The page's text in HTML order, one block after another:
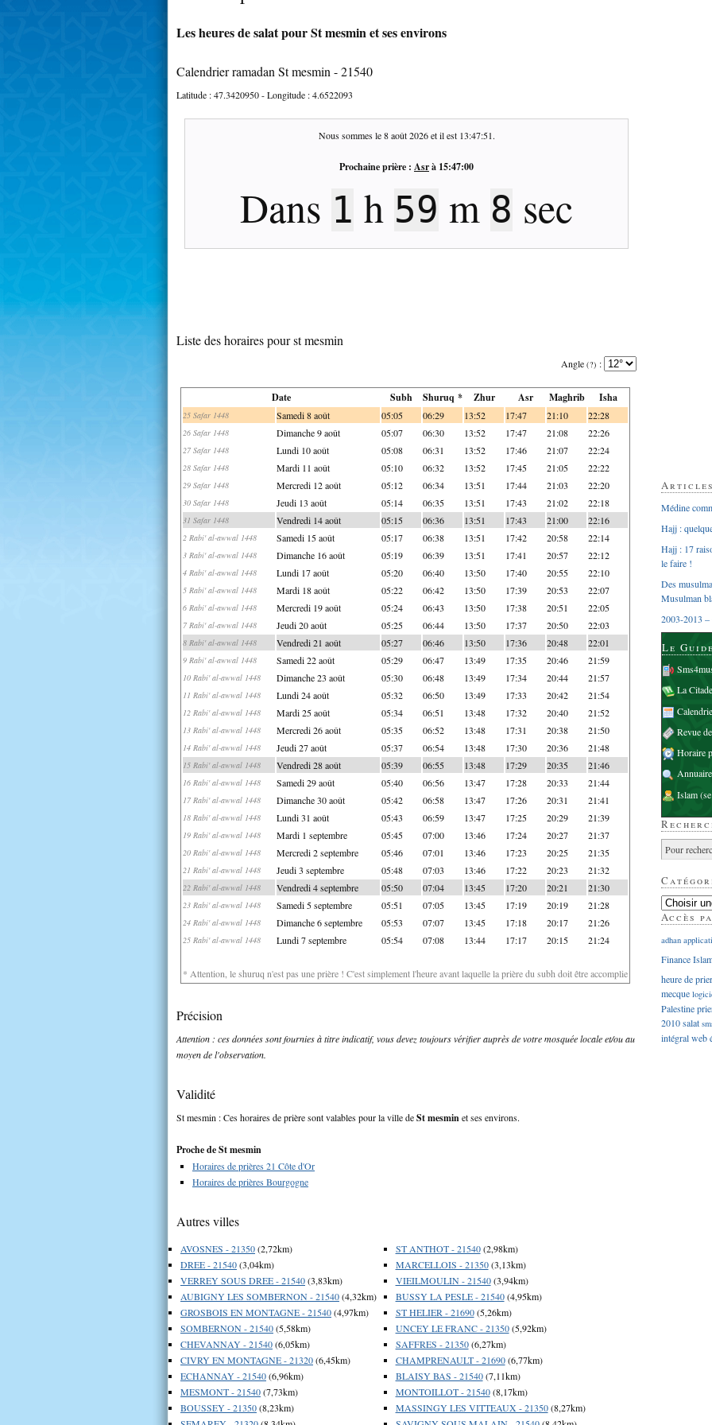
Les heures de salat pour St mesmin et ses environs
Calendrier ramadan St mesmin - 21540
Latitude :47.3420950- Longitude :4.6522093
Nous sommes le8 août 2026et il est 13:47:52.
Prochaine prière : Asrà 15:47:00
Dans 1 h 59 m 7 sec
Liste des horaires pour st mesmin
Angle (?) :
Date Subh Shuruq * Zhur Asr Maghrib Isha
25 Safar 1448 Samedi 8 août 05:05 06:29 13:52 17:47 21:10 22:28
26 Safar 1448 Dimanche 9 août 05:07 06:30 13:52 17:47 21:08 22:26
27 Safar 1448 Lundi 10 août 05:08 06:31 13:52 17:46 21:07 22:24
28 Safar 1448 Mardi 11 août 05:10 06:32 13:52 17:45 21:05 22:22
29 Safar 1448 Mercredi 12 août 05:12 06:34 13:51 17:44 21:03 22:20
30 Safar 1448 Jeudi 13 août 05:14 06:35 13:51 17:43 21:02 22:18
31 Safar 1448 Vendredi 14 août 05:15 06:36 13:51 17:43 21:00 22:16
2 Rabi' al-awwal 1448 Samedi 15 août 05:17 06:38 13:51 17:42 20:58 22:14
3 Rabi' al-awwal 1448 Dimanche 16 août 05:19 06:39 13:51 17:41 20:57 22:12
4 Rabi' al-awwal 1448 Lundi 17 août 05:20 06:40 13:50 17:40 20:55 22:10
5 Rabi' al-awwal 1448 Mardi 18 août 05:22 06:42 13:50 17:39 20:53 22:07
6 Rabi' al-awwal 1448 Mercredi 19 août 05:24 06:43 13:50 17:38 20:51 22:05
7 Rabi' al-awwal 1448 Jeudi 20 août 05:25 06:44 13:50 17:37 20:50 22:03
8 Rabi' al-awwal 1448 Vendredi 21 août 05:27 06:46 13:50 17:36 20:48 22:01
9 Rabi' al-awwal 1448 Samedi 22 août 05:29 06:47 13:49 17:35 20:46 21:59
10 Rabi' al-awwal 1448 Dimanche 23 août 05:30 06:48 13:49 17:34 20:44 21:57
11 Rabi' al-awwal 1448 Lundi 24 août 05:32 06:50 13:49 17:33 20:42 21:54
12 Rabi' al-awwal 1448 Mardi 25 août 05:34 06:51 13:48 17:32 20:40 21:52
13 Rabi' al-awwal 1448 Mercredi 26 août 05:35 06:52 13:48 17:31 20:38 21:50
14 Rabi' al-awwal 1448 Jeudi 27 août 05:37 06:54 13:48 17:30 20:36 21:48
15 Rabi' al-awwal 1448 Vendredi 28 août 05:39 06:55 13:48 17:29 20:35 21:46
16 Rabi' al-awwal 1448 Samedi 29 août 05:40 06:56 13:47 17:28 20:33 21:44
17 Rabi' al-awwal 1448 Dimanche 30 août 05:42 06:58 13:47 17:26 20:31 21:41
18 Rabi' al-awwal 1448 Lundi 31 août 05:43 06:59 13:47 17:25 20:29 21:39
19 Rabi' al-awwal 1448 Mardi 1 septembre 05:45 07:00 13:46 17:24 20:27 21:37
20 Rabi' al-awwal 1448 Mercredi 2 septembre 05:46 07:01 13:46 17:23 20:25 21:35
21 Rabi' al-awwal 1448 Jeudi 3 septembre 05:48 07:03 13:46 17:22 20:23 21:32
22 Rabi' al-awwal 1448 Vendredi 4 septembre 05:50 07:04 13:45 17:20 20:21 21:30
23 Rabi' al-awwal 1448 Samedi 5 septembre 05:51 07:05 13:45 17:19 20:19 21:28
24 Rabi' al-awwal 1448 Dimanche 6 septembre 05:53 07:07 13:45 17:18 20:17 21:26
25 Rabi' al-awwal 1448 Lundi 7 septembre 05:54 07:08 13:44 17:17 20:15 21:24
* Attention, le shuruq n'est pas une prière ! C'est simplement l'heure avant laquelle la prière du subh doit être accomplie
Précision
Attention : ces données sont fournies à titre indicatif, vous devez toujours vérifier auprès de votre mosquée locale et/ou au
moyen de l'observation.
Validité
St mesmin : Ces horaires de prière sont valables pour la ville deSt mesminet ses environs.
Proche de St mesmin
Horaires de prières 21 Côte d'Or
Horaires de prières Bourgogne
Autres villes
AVOSNES - 21350(2,72km)
DREE - 21540(3,04km)
VERREY SOUS DREE - 21540(3,83km)
AUBIGNY LES SOMBERNON - 21540(4,32km)
GROSBOIS EN MONTAGNE - 21540(4,97km)
SOMBERNON - 21540(5,58km)
CHEVANNAY - 21540(6,05km)
CIVRY EN MONTAGNE - 21320(6,45km)
ECHANNAY - 21540(6,96km)
MESMONT - 21540(7,73km)
BOUSSEY - 21350(8,23km)
ST ANTHOT - 21540(2,98km)
MARCELLOIS - 21350(3,13km)
VIEILMOULIN - 21540(3,94km)
BUSSY LA PESLE - 21540(4,95km)
ST HELIER - 21690(5,26km)
UNCEY LE FRANC - 21350(5,92km)
SAFFRES - 21350(6,27km)
CHAMPRENAULT - 21690(6,77km)
BLAISY BAS - 21540(7,11km)
MONTOILLOT - 21540(8,17km)
MASSINGY LES VITTEAUX - 21350(8,27km)
Médine
Hajj :
Hajj : 17
le faire !
Des
Musulman
2003-2013 –
Le
La
Revue
Horaire
Islam
Accès
adhan
Finance
heure de
mecque
Palestine
2010salat
intégralweb